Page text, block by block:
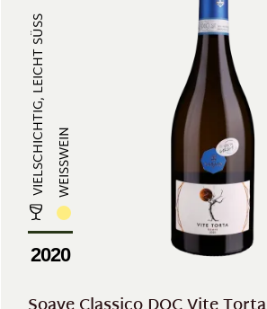
VIELSCHICHTIG, LEICHT SÜSS WEISSWEIN
2020